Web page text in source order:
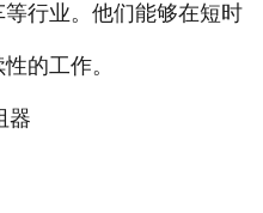
行业。他们能够在短时
的工作。